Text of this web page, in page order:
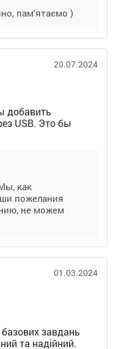
пам'ятаємо )
20.07.2024
добавить
USB. Это бы
как
пожелания
не можем
01.03.2024
завдань
та надійний.